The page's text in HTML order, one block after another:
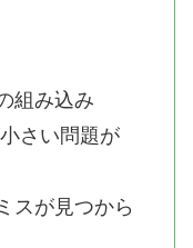
組み込み
さい問題が
スが見つから